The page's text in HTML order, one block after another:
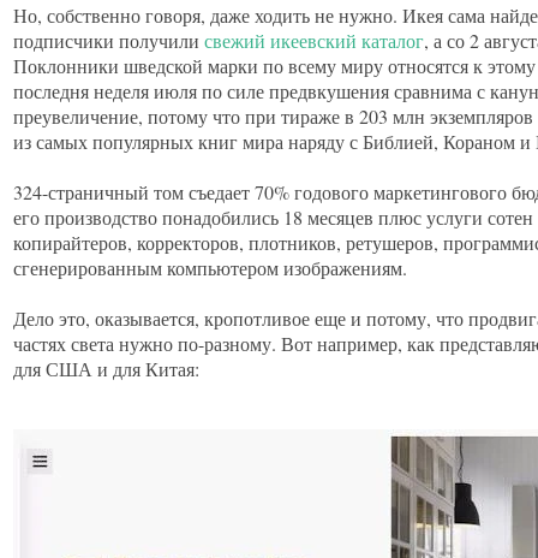
Но, собственно говоря, даже ходить не нужно. Икея сама
подписчики получили свежий икеевский каталог, а со 2
Поклонники шведской марки по всему миру относятся к
последня неделя июля по силе предвкушения сравнима с
преувеличение, потому что при тираже в 203 млн экземпляров
из самых популярных книг мира наряду с Библией, Кораном
324-страничный том съедает 70% годового маркетингового
его производство понадобились 18 месяцев плюс услуги
копирайтеров, корректоров, плотников, ретушеров,
сгенерированным компьютером изображениям.
Дело это, оказывается, кропотливое еще и потому, что
частях света нужно по-разному. Вот например, как
для США и для Китая: